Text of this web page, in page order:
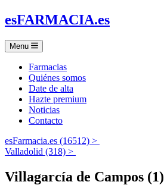
esFARMACIA.es
Menu
Farmacias
Quiénes somos
Date de alta
Hazte premium
Noticias
Contacto
esFarmacia.es (16512) >
Valladolid (318) >
Villagarcía de Campos (1)